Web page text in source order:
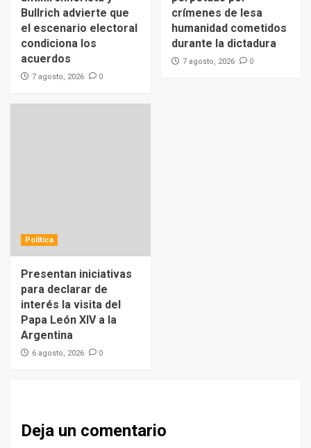
Bullrich advierte que
el escenario electoral
condiciona los
acuerdos
7 agosto, 2026 0
crímenes de lesa
humanidad cometidos
durante la dictadura
7 agosto, 2026 0
Política
Presentan iniciativas
para declarar de
interés la visita del
Papa León XIV a la
Argentina
6 agosto, 2026 0
Deja un comentario